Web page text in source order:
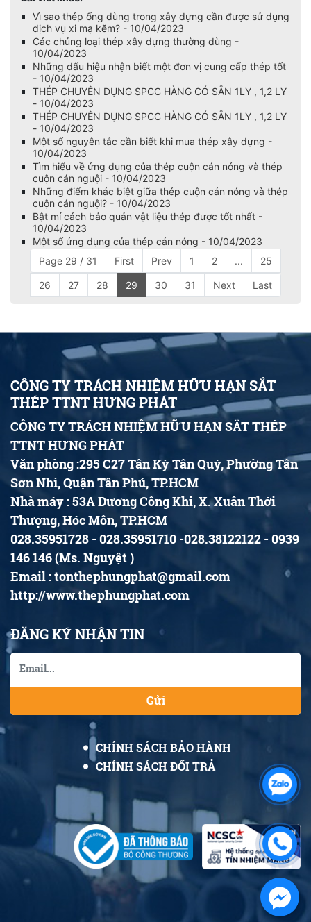
Vì sao thép ống dùng trong xây dựng cần được sử dụng
dịch vụ xi mạ kẽm? - 10/04/2023
Các chủng loại thép xây dựng thường dùng -
10/04/2023
Những dấu hiệu nhận biết một đơn vị cung cấp thép tốt
- 10/04/2023
THÉP CHUYÊN DỤNG SPCC HÀNG CÓ SẴN 1LY , 1,2 LY
- 10/04/2023
THÉP CHUYÊN DỤNG SPCC HÀNG CÓ SẴN 1LY , 1,2 LY
- 10/04/2023
Một số nguyên tắc cần biết khi mua thép xây dựng -
10/04/2023
Tìm hiểu về ứng dụng của thép cuộn cán nóng và thép
cuộn cán nguội - 10/04/2023
Những điểm khác biệt giữa thép cuộn cán nóng và thép
cuộn cán nguội? - 10/04/2023
Bật mí cách bảo quản vật liệu thép được tốt nhất -
10/04/2023
Một số ứng dụng của thép cán nóng - 10/04/2023
Page 29 / 31
First Prev 1 2 ... 25
26 27 28 29 30 31 Next Last
CÔNG TY TRÁCH NHIỆM HỮU HẠN SẮT
THÉP TTNT HƯNG PHÁT
CÔNG TY TRÁCH NHIỆM HỮU HẠN SẮT THÉP
TTNT HƯNG PHÁT
Văn phòng :295 C27 Tân Kỳ Tân Quý, Phường Tân
Sơn Nhì, Quận Tân Phú, TP.HCM
Nhà máy : 53A Dương Công Khi, X. Xuân Thới
Thượng, Hóc Môn, TP.HCM
028.35951728 - 028.35951710 -028.38122122 - 0939
146 146 (Ms. Nguyệt )
Email : tonthephungphat@gmail.com
http://www.thephungphat.com
ĐĂNG KÝ NHẬN TIN
Gửi
CHÍNH SÁCH BẢO HÀNH
CHÍNH SÁCH ĐỔI TRẢ